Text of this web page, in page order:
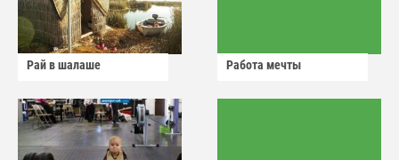
Рай в шалаше Работа мечты